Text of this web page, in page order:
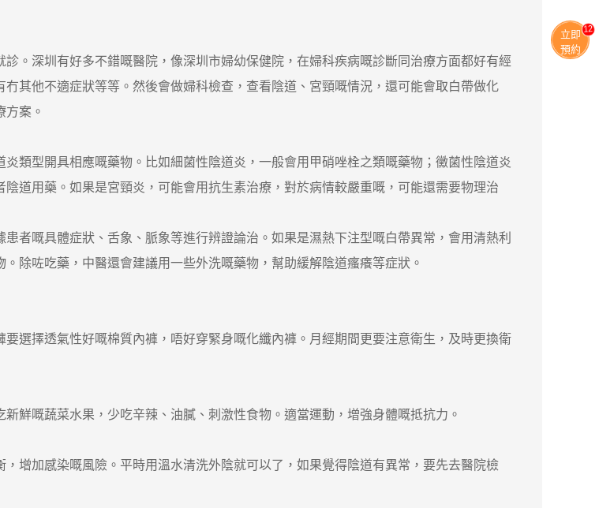
深圳有好多不錯嘅醫院，像深圳市婦幼保健院，在婦科疾病嘅診斷同治療方面都好有經
其他不適症狀等等。然後會做婦科檢查，查看陰道、宮頸嘅情況，還可能會取白帶做化
案。
型開具相應嘅藥物。比如細菌性陰道炎，一般會用甲硝唑栓之類嘅藥物；黴菌性陰道炎
道用藥。如果是宮頸炎，可能會用抗生素治療，對於病情較嚴重嘅，可能還需要物理治
嘅具體症狀、舌象、脈象等進行辨證論治。如果是濕熱下注型嘅白帶異常，會用清熱利
除咗吃藥，中醫還會建議用一些外洗嘅藥物，幫助緩解陰道瘙癢等症狀。
擇透氣性好嘅棉質內褲，唔好穿緊身嘅化纖內褲。月經期間更要注意衛生，及時更換衛
嘅蔬菜水果，少吃辛辣、油膩、刺激性食物。適當運動，增強身體嘅抵抗力。
加感染嘅風險。平時用溫水清洗外陰就可以了，如果覺得陰道有異常，要先去醫院檢
立即
預約
13